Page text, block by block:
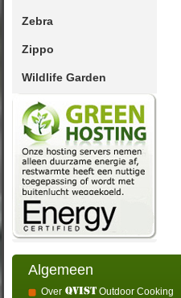
Zebra
Zippo
Wildlife Garden
Algemeen
Over
Outdoor Cooking